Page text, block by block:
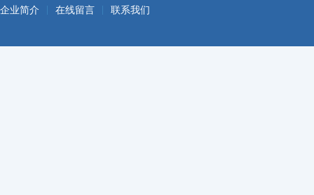
企业简介 在线留言 联系我们